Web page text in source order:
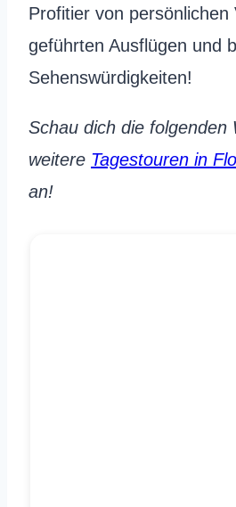
Profitier von persönlichen
geführten Ausflügen und
Sehenswürdigkeiten!
Schau dich die folgenden
weitere Tagestouren in
an!